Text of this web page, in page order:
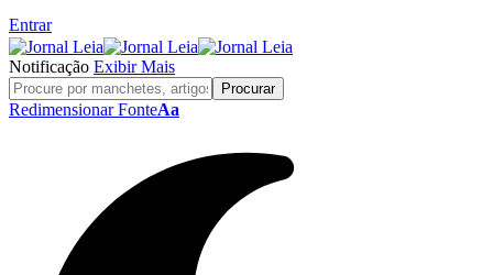
Entrar
Notificação Exibir Mais
Redimensionar FonteAa